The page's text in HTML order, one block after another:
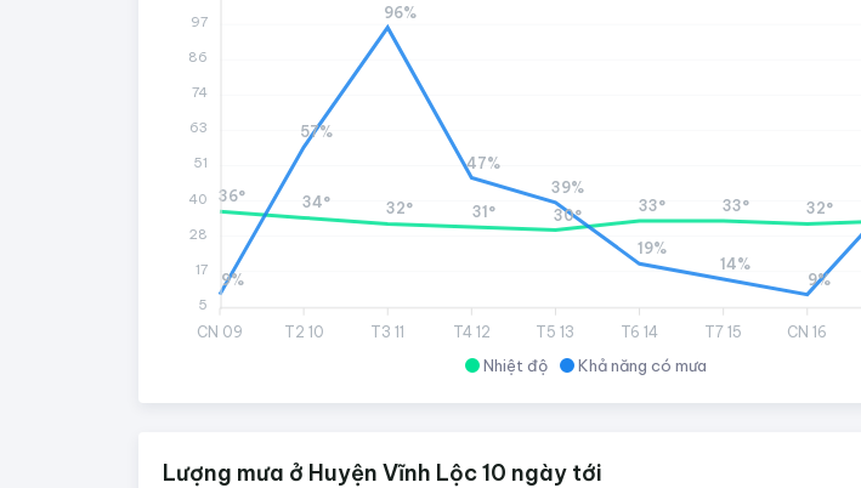
Nhiệt độ Khả năng có mưa
CN 09 T2 10 T3 11 T4 12 T5 13 T6 14 T7 15 CN 16
36° 34° 32° 31° 30°
33° 33° 32°
9%
57%
96%
47%
39%
19%
14%
9%
97
86
74
63
51
40
28
17
5
Lượng mưa ở Huyện Vĩnh Lộc 10 ngày tới